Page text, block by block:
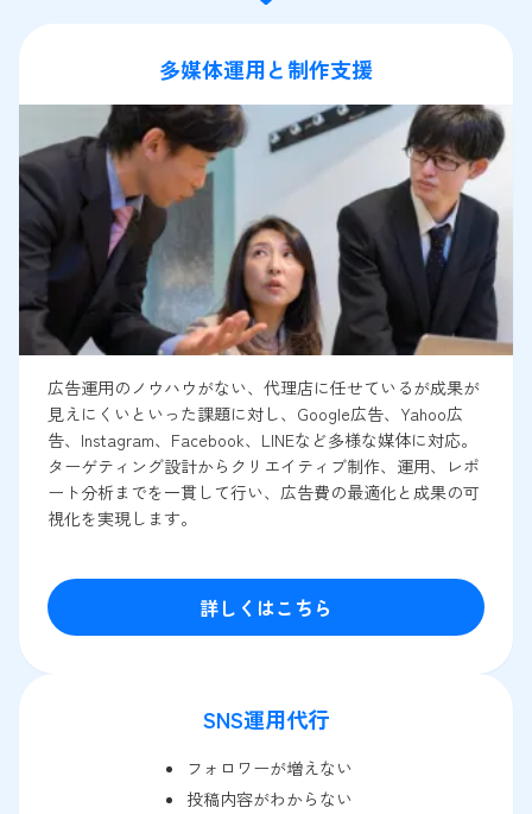
多媒体運用と制作支援
広告運用のノウハウがない、代理店に任せているが成果が
見えにくいといった課題に対し、Google広告、Yahoo広
告、Instagram、Facebook、LINEなど多様な媒体に対応。
ターゲティング設計からクリエイティブ制作、運用、レポ
ート分析までを一貫して行い、広告費の最適化と成果の可
視化を実現します。
詳しくはこちら
SNS運用代行
フォロワーが増えない
投稿内容がわからない